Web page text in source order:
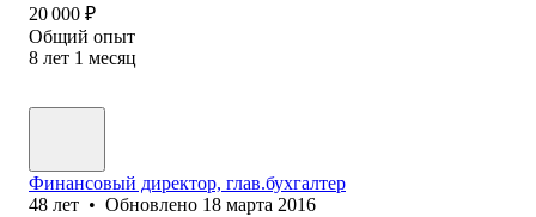
20 000 ₽
Общий опыт
8 лет 1 месяц
Финансовый директор, глав.бухгалтер
48 лет • Обновлено 18 марта 2016